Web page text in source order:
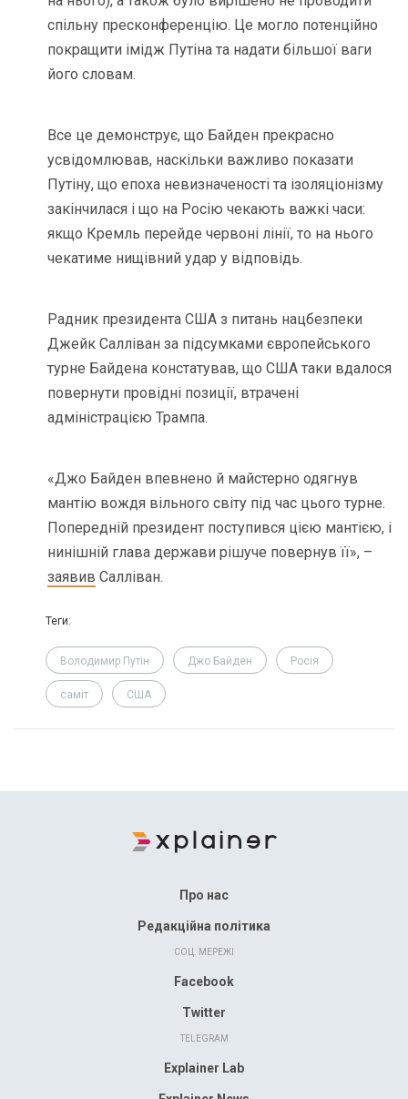
спільну пресконференцію. Це могло потенційно
покращити імідж Путіна та надати більшої ваги
його словам.
Все це демонструє, що Байден прекрасно
усвідомлював, наскільки важливо показати
Путіну, що епоха невизначеності та ізоляціонізму
закінчилася і що на Росію чекають важкі часи:
якщо Кремль перейде червоні лінії, то на нього
чекатиме нищівний удар у відповідь.
Радник президента США з питань нацбезпеки
Джейк Салліван за підсумками європейського
турне Байдена констатував, що США таки вдалося
повернути провідні позиції, втрачені
адміністрацією Трампа.
«Джо Байден впевнено й майстерно одягнув
мантію вождя вільного світу під час цього турне.
Попередній президент поступився цією мантією, і
нинішній глава держави рішуче повернув її», –
заявив Салліван.
Теги:
Володимир Путін Джо Байден Росія
саміт США
Про нас
Редакційна політика
СОЦ. МЕРЕЖІ
Facebook
Twitter
TELEGRAM
Explainer Lab